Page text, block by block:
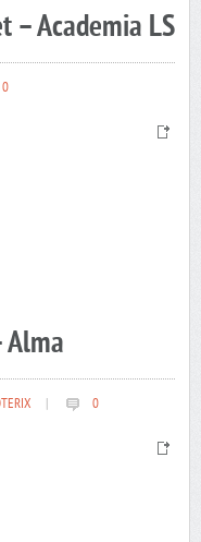
– Academia LS
0
Alma
0